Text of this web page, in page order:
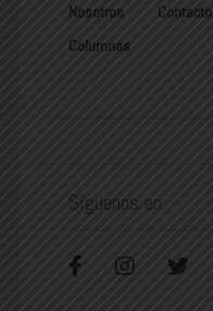
Nosotros Contacto
Columnas
Síguenos en: